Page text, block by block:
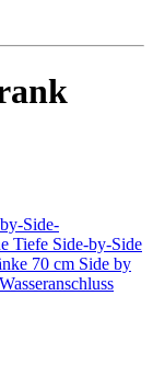
Side-
Tiefe Side-by-Side
70 cm Side by